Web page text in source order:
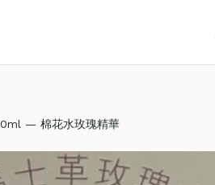
— 棉花水玫瑰精華